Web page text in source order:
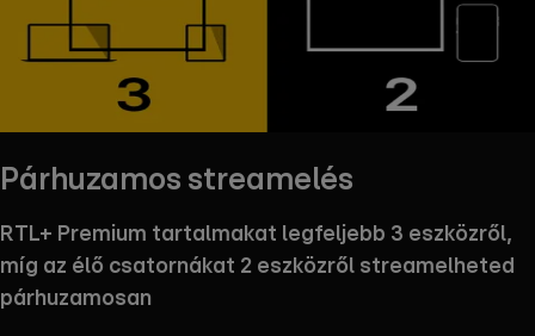
Párhuzamos streamelés
RTL+ Premium tartalmakat legfeljebb 3 eszközről,
míg az élő csatornákat 2 eszközről streamelheted
párhuzamosan